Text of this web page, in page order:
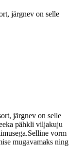
järgnev on selle
järgnev on selle
pähkli viljakuju
vorm
mugavamaks ning